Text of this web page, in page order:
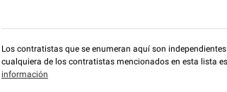
Los contratistas que se enumeran aquí son
cualquiera de los contratistas mencionados en esta lista
información